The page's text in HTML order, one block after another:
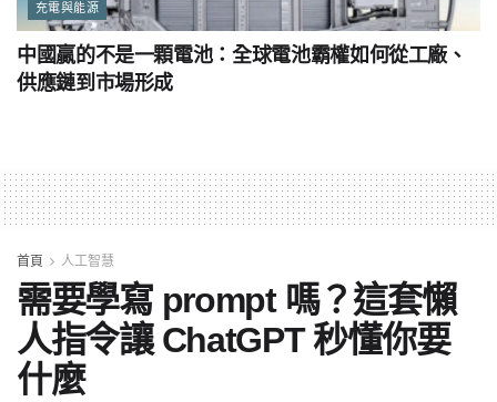
充電與能源
中國贏的不是一顆電池：全球電池霸權如何從工廠、
供應鏈到市場形成
首頁 人工智慧
需要學寫 prompt 嗎？這套懶
人指令讓 ChatGPT 秒懂你要
什麼